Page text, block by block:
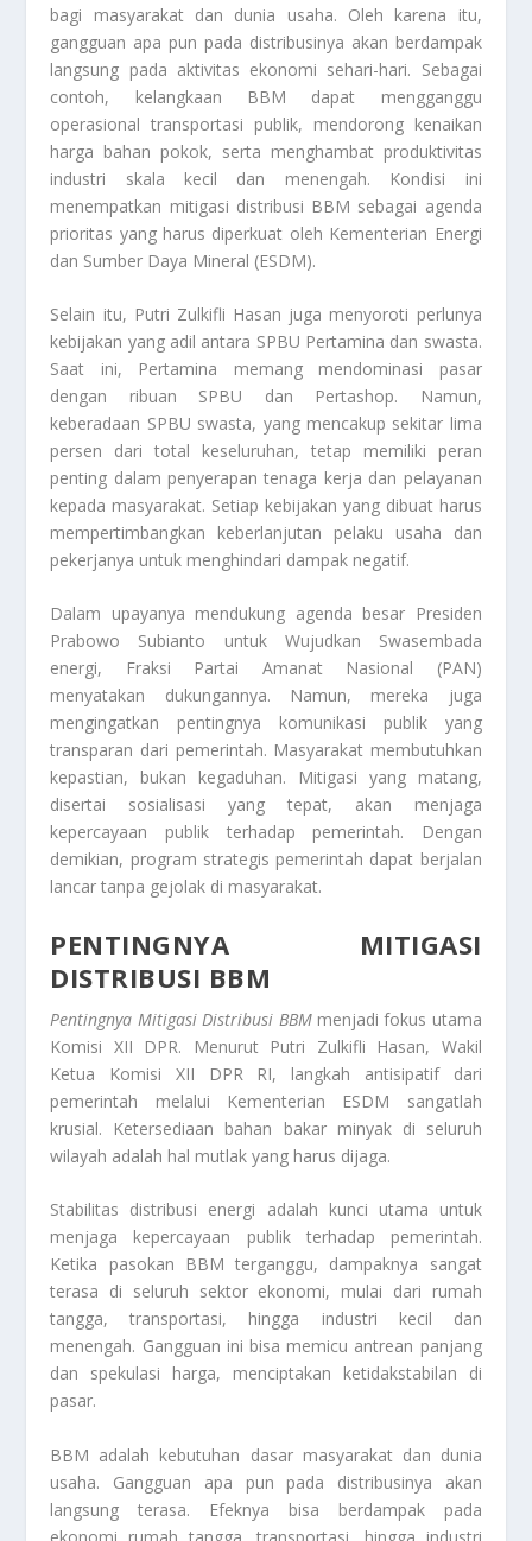
bagi masyarakat dan dunia usaha. Oleh karena itu,
gangguan apa pun pada distribusinya akan berdampak
langsung pada aktivitas ekonomi sehari-hari. Sebagai
contoh, kelangkaan BBM dapat mengganggu
operasional transportasi publik, mendorong kenaikan
harga bahan pokok, serta menghambat produktivitas
industri skala kecil dan menengah. Kondisi ini
menempatkan mitigasi distribusi BBM sebagai agenda
prioritas yang harus diperkuat oleh Kementerian Energi
dan Sumber Daya Mineral (ESDM).
Selain itu, Putri Zulkifli Hasan juga menyoroti perlunya
kebijakan yang adil antara SPBU Pertamina dan swasta.
Saat ini, Pertamina memang mendominasi pasar
dengan ribuan SPBU dan Pertashop. Namun,
keberadaan SPBU swasta, yang mencakup sekitar lima
persen dari total keseluruhan, tetap memiliki peran
penting dalam penyerapan tenaga kerja dan pelayanan
kepada masyarakat. Setiap kebijakan yang dibuat harus
mempertimbangkan keberlanjutan pelaku usaha dan
pekerjanya untuk menghindari dampak negatif.
Dalam upayanya mendukung agenda besar Presiden
Prabowo Subianto untuk Wujudkan Swasembada
energi, Fraksi Partai Amanat Nasional (PAN)
menyatakan dukungannya. Namun, mereka juga
mengingatkan pentingnya komunikasi publik yang
transparan dari pemerintah. Masyarakat membutuhkan
kepastian, bukan kegaduhan. Mitigasi yang matang,
disertai sosialisasi yang tepat, akan menjaga
kepercayaan publik terhadap pemerintah. Dengan
demikian, program strategis pemerintah dapat berjalan
lancar tanpa gejolak di masyarakat.
PENTINGNYA MITIGASI
DISTRIBUSI BBM
Pentingnya Mitigasi Distribusi BBMmenjadi fokus utama
Komisi XII DPR. Menurut Putri Zulkifli Hasan, Wakil
Ketua Komisi XII DPR RI, langkah antisipatif dari
pemerintah melalui Kementerian ESDM sangatlah
krusial. Ketersediaan bahan bakar minyak di seluruh
wilayah adalah hal mutlak yang harus dijaga.
Stabilitas distribusi energi adalah kunci utama untuk
menjaga kepercayaan publik terhadap pemerintah.
Ketika pasokan BBM terganggu, dampaknya sangat
terasa di seluruh sektor ekonomi, mulai dari rumah
tangga, transportasi, hingga industri kecil dan
menengah. Gangguan ini bisa memicu antrean panjang
dan spekulasi harga, menciptakan ketidakstabilan di
pasar.
BBM adalah kebutuhan dasar masyarakat dan dunia
usaha. Gangguan apa pun pada distribusinya akan
langsung terasa. Efeknya bisa berdampak pada
ekonomi rumah tangga, transportasi, hingga industri